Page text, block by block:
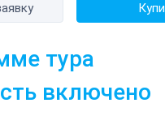
тура
включено